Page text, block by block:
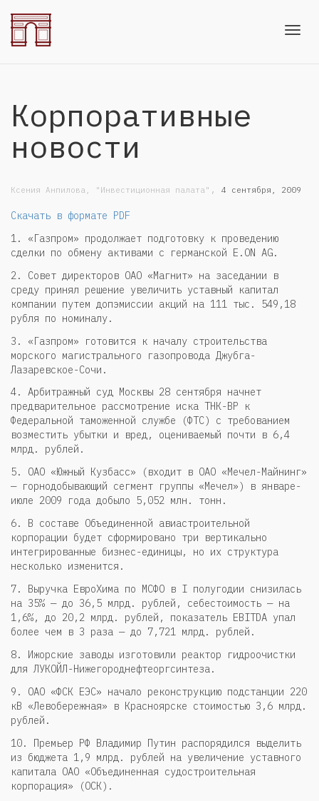
Корпоративные
новости
Ксения Анпилова, "Инвестиционная палата" , 4 сентября, 2009
Скачать в формате PDF
1. «Газпром» продолжает подготовку к проведению
сделки по обмену активами с германской E.ON AG.
2. Совет директоров ОАО «Магнит» на заседании в
среду принял решение увеличить уставный капитал
компании путем допэмиссии акций на 111 тыс. 549,18
рубля по номиналу.
3. «Газпром» готовится к началу строительства
морского магистрального газопровода Джубга-
Лазаревское-Сочи.
4. Арбитражный суд Москвы 28 сентября начнет
предварительное рассмотрение иска ТНК-BP к
Федеральной таможенной службе (ФТС) с требованием
возместить убытки и вред, оцениваемый почти в 6,4
млрд. рублей.
5. ОАО «Южный Кузбасс» (входит в ОАО «Мечел-Майнинг»
— горнодобывающий сегмент группы «Мечел») в январе-
июле 2009 года добыло 5,052 млн. тонн.
6. В составе Объединенной авиастроительной
корпорации будет сформировано три вертикально
интегрированные бизнес-единицы, но их структура
несколько изменится.
7. Выручка ЕвроХима по МСФО в I полугодии снизилась
на 35% — до 36,5 млрд. рублей, себестоимость — на
1,6%, до 20,2 млрд. рублей, показатель EBITDA упал
более чем в 3 раза — до 7,721 млрд. рублей.
8. Ижорские заводы изготовили реактор гидроочистки
для ЛУКОЙЛ-Нижегороднефтеоргсинтеза.
9. ОАО «ФСК ЕЭС» начало реконструкцию подстанции 220
кВ «Левобережная» в Красноярске стоимостью 3,6 млрд.
рублей.
10. Премьер РФ Владимир Путин распорядился выделить
из бюджета 1,9 млрд. рублей на увеличение уставного
капитала ОАО «Объединенная судостроительная
корпорация» (ОСК).